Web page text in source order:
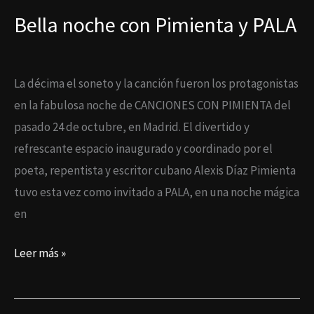
Bella noche con Pimienta y PALA
La décima el soneto y la canción fueron los protagonistas
en la fabulosa noche de CANCIONES CON PIMIENTA del
pasado 24 de octubre, en Madrid. El divertido y
refrescante espacio inaugurado y coordinado por el
poeta, repentista y escritor cubano Alexis Díaz Pimienta
tuvo esta vez como invitado a PALA, en una noche mágica
en
Leer más »